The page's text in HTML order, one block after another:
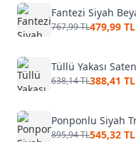
767,99 TL479,99 TL
638,14 TL388,41 TL
895,94 TL545,32 TL